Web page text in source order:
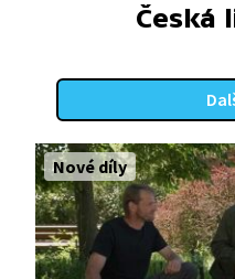
Česká
Nové díly